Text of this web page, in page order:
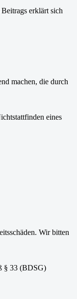
erklärt sich
machen, die durch
eines
Wir bitten
§ 33 (BDSG)